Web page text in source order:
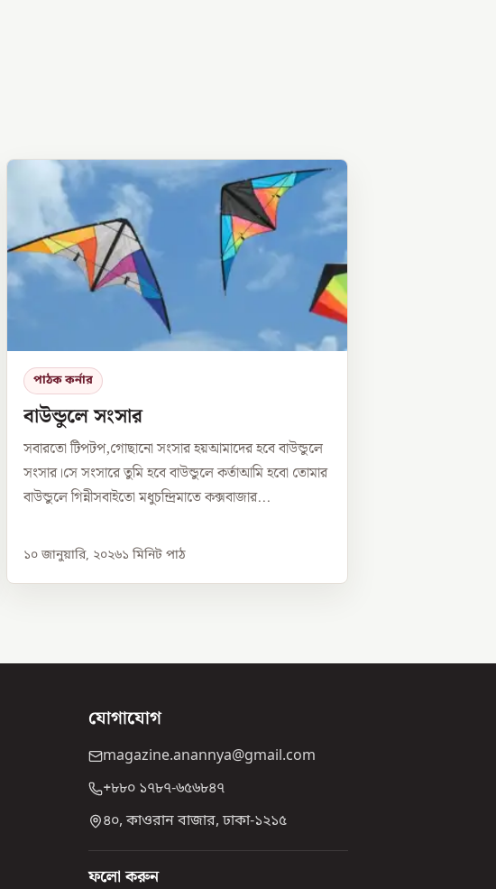
পাঠক কর্নার
বাউন্ডুলে সংসার
সবারতো টিপটপ,গোছানো সংসার হয়আমাদের হবে বাউন্ডুলে
সংসার।সে সংসারে তুমি হবে বাউন্ডুলে কর্তাআমি হবো তোমার
বাউন্ডুলে গিন্নীসবাইতো মধুচন্দ্রিমাতে কক্সবাজার...
১০ জানুয়ারি, ২০২৬১ মিনিট পাঠ
যোগাযোগ
magazine.anannya@gmail.com
+৮৮০ ১৭৮৭-৬৫৬৮৪৭
৪০, কাওরান বাজার, ঢাকা-১২১৫
ফলো করুন